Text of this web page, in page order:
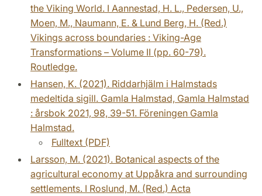
the Viking World. I Aannestad, H. L., Pedersen, U.,
Moen, M., Naumann, E. & Lund Berg, H. (Red.)
Vikings across boundaries : Viking-Age
Transformations – Volume II (pp. 60-79).
Routledge.
Hansen, K. (2021). Riddarhjälm i Halmstads
medeltida sigill. Gamla Halmstad, Gamla Halmstad
: årsbok 2021, 98, 39-51. Föreningen Gamla
Halmstad.
Fulltext (PDF)
Larsson, M. (2021). Botanical aspects of the
agricultural economy at Uppåkra and surrounding
settlements. I Roslund, M. (Red.) Acta